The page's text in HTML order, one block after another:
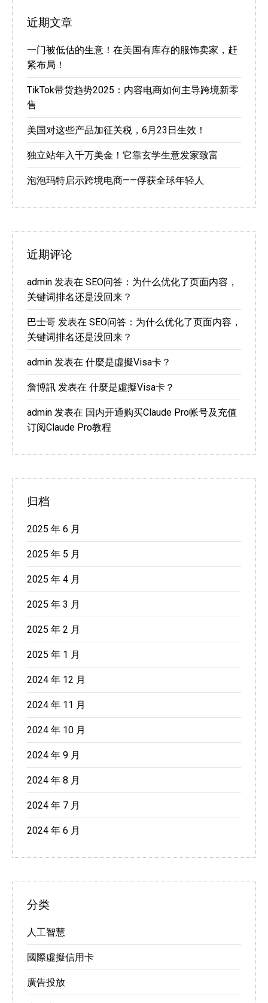
近期文章
一门被低估的生意！在美国有库存的服饰卖家，赶
紧布局！
TikTok带货趋势2025：内容电商如何主导跨境新零
售
美国对这些产品加征关税，6月23日生效！
独立站年入千万美金！它靠玄学生意发家致富
泡泡玛特启示跨境电商——俘获全球年轻人
近期评论
admin 发表在 SEO问答：为什么优化了页面内容，
关键词排名还是没回来？
巴士哥 发表在 SEO问答：为什么优化了页面内容，
关键词排名还是没回来？
admin 发表在 什麼是虛擬Visa卡？
詹博訊 发表在 什麼是虛擬Visa卡？
admin 发表在 国内开通购买Claude Pro帐号及充值
订阅Claude Pro教程
归档
2025 年 6 月
2025 年 5 月
2025 年 4 月
2025 年 3 月
2025 年 2 月
2025 年 1 月
2024 年 12 月
2024 年 11 月
2024 年 10 月
2024 年 9 月
2024 年 8 月
2024 年 7 月
2024 年 6 月
分类
人工智慧
國際虛擬信用卡
廣告投放